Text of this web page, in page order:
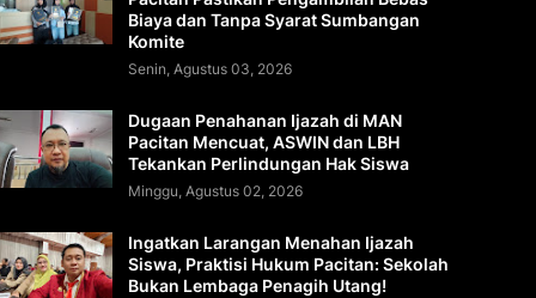
Biaya dan Tanpa Syarat Sumbangan
Komite
Senin, Agustus 03, 2026
Dugaan Penahanan Ijazah di MAN
Pacitan Mencuat, ASWIN dan LBH
Tekankan Perlindungan Hak Siswa
Minggu, Agustus 02, 2026
Ingatkan Larangan Menahan Ijazah
Siswa, Praktisi Hukum Pacitan: Sekolah
Bukan Lembaga Penagih Utang!